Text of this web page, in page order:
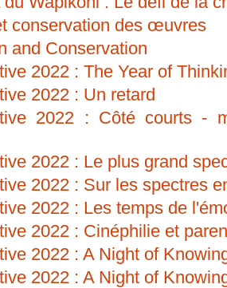
conservation des œuvres
and Conservation
2022 : The Year of
2022 : Un retard
2022 : Côté courts -
2022 : Le plus grand
2022 : Sur les spectres
2022 : Les temps de
2022 : Cinéphilie et
2022 : A Night of
2022 : A Night of